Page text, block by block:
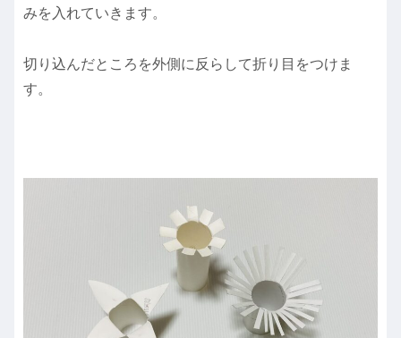
みを入れていきます。
切り込んだところを外側に反らして折り目をつけま
す。